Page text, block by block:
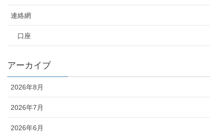
連絡網
口座
アーカイブ
2026年8月
2026年7月
2026年6月